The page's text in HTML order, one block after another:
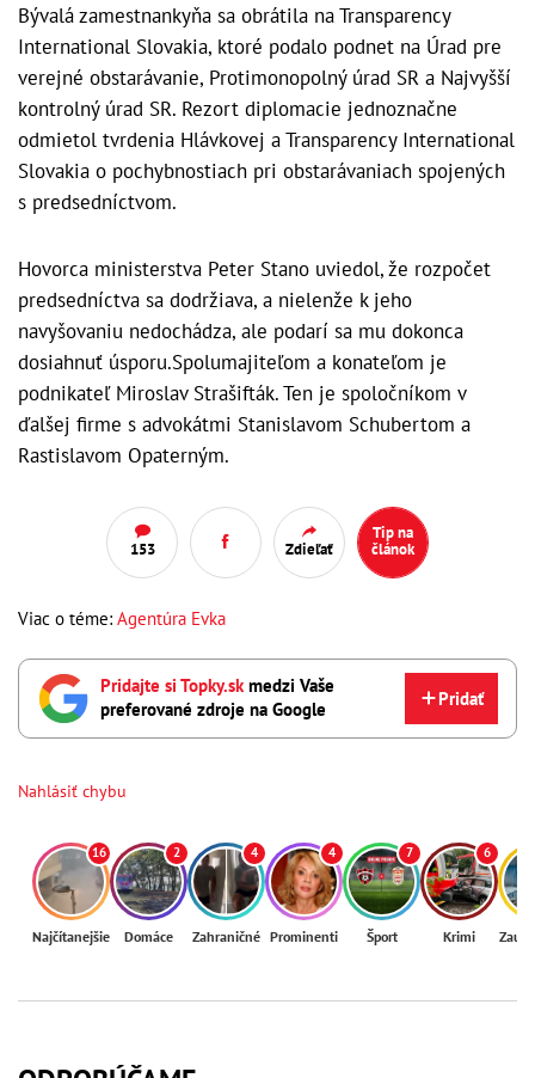
Bývalá zamestnankyňa sa obrátila na Transparency
International Slovakia, ktoré podalo podnet na Úrad pre
verejné obstarávanie, Protimonopolný úrad SR a Najvyšší
kontrolný úrad SR. Rezort diplomacie jednoznačne
odmietol tvrdenia Hlávkovej a Transparency International
Slovakia o pochybnostiach pri obstarávaniach spojených
s predsedníctvom.
Hovorca ministerstva Peter Stano uviedol, že rozpočet
predsedníctva sa dodržiava, a nielenže k jeho
navyšovaniu nedochádza, ale podarí sa mu dokonca
dosiahnuť úsporu.Spolumajiteľom a konateľom je
podnikateľ Miroslav Strašifták. Ten je spoločníkom v
ďalšej firme s advokátmi Stanislavom Schubertom a
Rastislavom Opaterným.
153 Zdieľať
Tip na
článok
Viac o téme: Agentúra Evka
Pridajte si Topky.skmedzi Vaše
preferované zdroje na Google
Pridať
Nahlásiť chybu
16
Najčítanejšie
2
Domáce
4
Zahraničné
4
Prominenti
7
Šport
6
Krimi